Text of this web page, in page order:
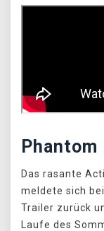
Phantom
Das rasante
meldete sich bei
Trailer zurück
Laufe des